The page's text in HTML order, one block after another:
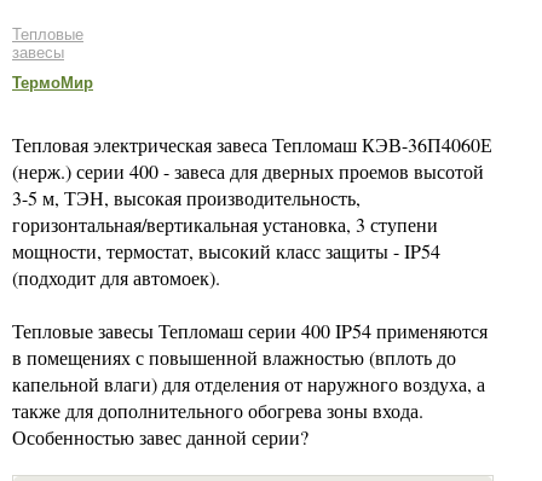
Тепловые
завесы
ТермоМир
Тепловая электрическая завеса Тепломаш КЭВ-36П4060Е
(нерж.) серии 400 - завеса для дверных проемов высотой
3-5 м, ТЭН, высокая производительность,
горизонтальная/вертикальная установка, 3 ступени
мощности, термостат, высокий класс защиты - IP54
(подходит для автомоек).
Тепловые завесы Тепломаш серии 400 IP54 применяются
в помещениях с повышенной влажностью (вплоть до
капельной влаги) для отделения от наружного воздуха, а
также для дополнительного обогрева зоны входа.
Особенностью завес данной серии?